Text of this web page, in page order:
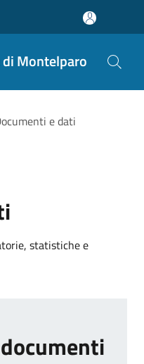
di Montelparo
e dati
statistiche e